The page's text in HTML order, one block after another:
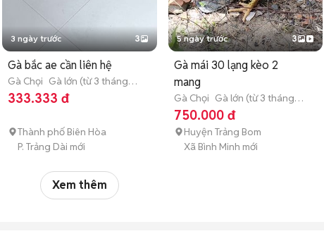
3 ngày trước 3
Gà bắc ae cần liên hệ
Gà Chọi Gà lớn (từ 3 tháng
tuổi)
333.333 đ
Thành phố Biên Hòa
P. Trảng Dài mới
5 ngày trước 3
Gà mái 30 lạng kèo 2
mang
Gà Chọi Gà lớn (từ 3 tháng
tuổi)
750.000 đ
Huyện Trảng Bom
Xã Bình Minh mới
Xem thêm